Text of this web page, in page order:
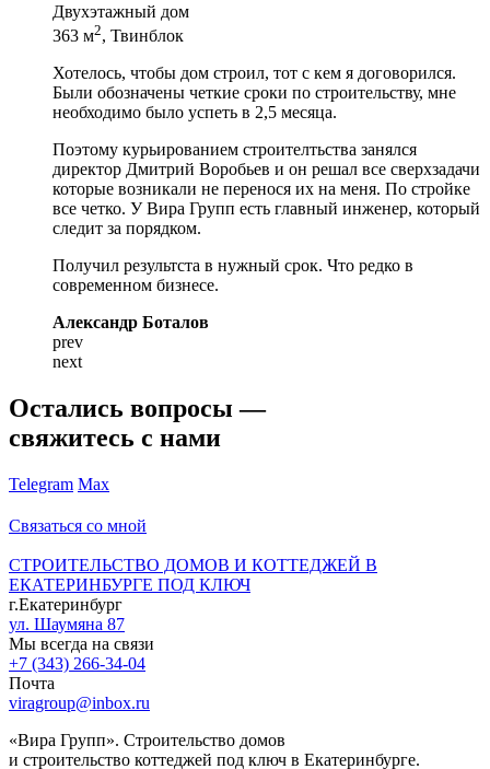
Двухэтажный дом
363 м2, Твинблок
Хотелось, чтобы дом строил, тот с кем я договорился.
Были обозначены четкие сроки по строительству, мне
необходимо было успеть в 2,5 месяца.
Поэтому курьированием строителтьства занялся
директор Дмитрий Воробьев и он решал все сверхзадачи
которые возникали не перенося их на меня. По стройке
все четко. У Вира Групп есть главный инженер, который
следит за порядком.
Получил результста в нужный срок. Что редко в
современном бизнесе.
Александр Боталов
prev
next
Остались вопросы —
свяжитесь с нами
Telegram Max
Связаться со мной
СТРОИТЕЛЬСТВО ДОМОВ И КОТТЕДЖЕЙ В
ЕКАТЕРИНБУРГЕ ПОД КЛЮЧ
г.Екатеринбург
ул. Шаумяна 87
Мы всегда на связи
+7 (343) 266-34-04
Почта
viragroup@inbox.ru
«Вира Групп». Строительство домов
и строительство коттеджей под ключ в Екатеринбурге.